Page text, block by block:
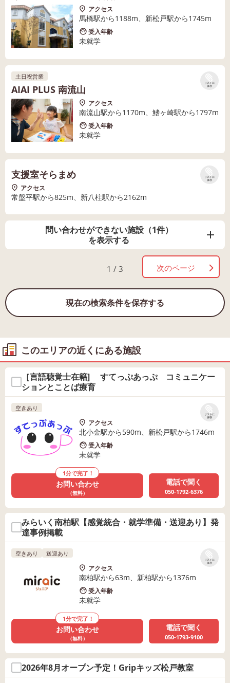
アクセス
馬橋駅から1188m、新松戸駅から1745m
受入年齢
未就学
リストに
保存
土日祝営業
AIAI PLUS 南流山
アクセス
南流山駅から1170m、鰭ヶ崎駅から1797m
受入年齢
未就学
リストに
保存
支援室そらまめ
アクセス
常盤平駅から825m、新八柱駅から2162m
問い合わせができない施設（1件）
を表示する
1 / 3 次のページ
現在の検索条件を保存する
このエリアの近くにある施設
［言語聴覚士在籍] すてっぷあっぷ コミュニケー
ションとことば療育
リストに
保存
空きあり
アクセス
北小金駅から590m、新松戸駅から1746m
受入年齢
未就学
1分で完了！
お問い合わせ
（無料）
電話で聞く
050-1792-6376
みらいく南柏駅【感覚統合・就学準備・送迎あり】発
達事例掲載
リストに
保存
空きあり 送迎あり
アクセス
南柏駅から63m、新柏駅から1376m
受入年齢
未就学
1分で完了！
お問い合わせ
（無料）
電話で聞く
050-1793-9100
2026年8月オープン予定！Gripキッズ松戸教室